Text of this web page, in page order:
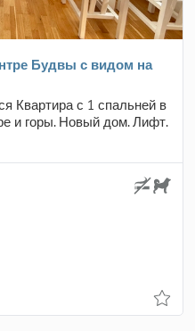
Будвы с видом на
Квартира с 1 спальней в
и горы. Новый дом. Лифт.